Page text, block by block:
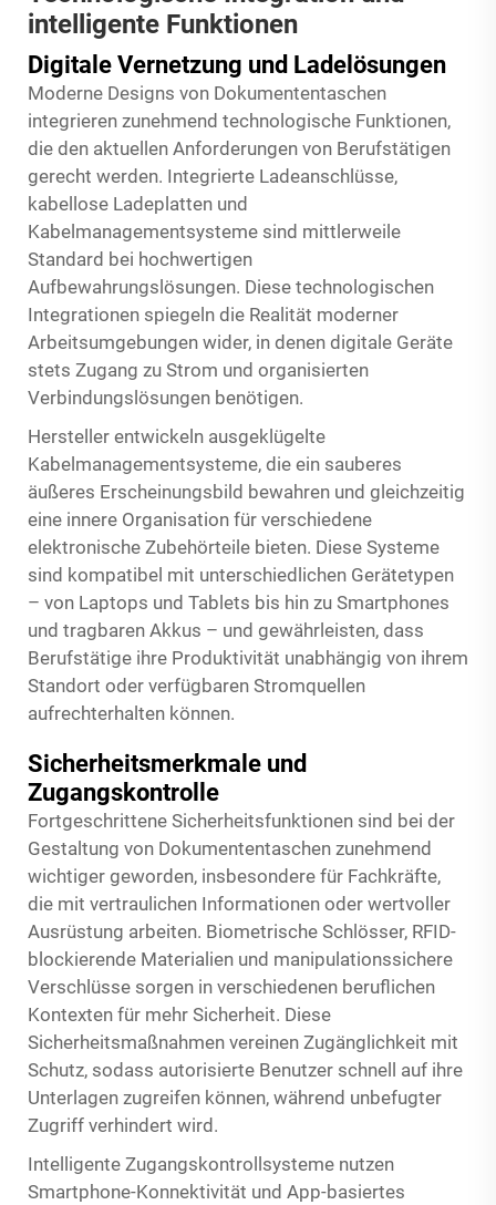
intelligente Funktionen
Digitale Vernetzung und Ladelösungen
Moderne Designs von Dokumententaschen
integrieren zunehmend technologische Funktionen,
die den aktuellen Anforderungen von Berufstätigen
gerecht werden. Integrierte Ladeanschlüsse,
kabellose Ladeplatten und
Kabelmanagementsysteme sind mittlerweile
Standard bei hochwertigen
Aufbewahrungslösungen. Diese technologischen
Integrationen spiegeln die Realität moderner
Arbeitsumgebungen wider, in denen digitale Geräte
stets Zugang zu Strom und organisierten
Verbindungslösungen benötigen.
Hersteller entwickeln ausgeklügelte
Kabelmanagementsysteme, die ein sauberes
äußeres Erscheinungsbild bewahren und gleichzeitig
eine innere Organisation für verschiedene
elektronische Zubehörteile bieten. Diese Systeme
sind kompatibel mit unterschiedlichen Gerätetypen
– von Laptops und Tablets bis hin zu Smartphones
und tragbaren Akkus – und gewährleisten, dass
Berufstätige ihre Produktivität unabhängig von ihrem
Standort oder verfügbaren Stromquellen
aufrechterhalten können.
Sicherheitsmerkmale und
Zugangskontrolle
Fortgeschrittene Sicherheitsfunktionen sind bei der
Gestaltung von Dokumententaschen zunehmend
wichtiger geworden, insbesondere für Fachkräfte,
die mit vertraulichen Informationen oder wertvoller
Ausrüstung arbeiten. Biometrische Schlösser, RFID-
blockierende Materialien und manipulationssichere
Verschlüsse sorgen in verschiedenen beruflichen
Kontexten für mehr Sicherheit. Diese
Sicherheitsmaßnahmen vereinen Zugänglichkeit mit
Schutz, sodass autorisierte Benutzer schnell auf ihre
Unterlagen zugreifen können, während unbefugter
Zugriff verhindert wird.
Intelligente Zugangskontrollsysteme nutzen
Smartphone-Konnektivität und App-basiertes